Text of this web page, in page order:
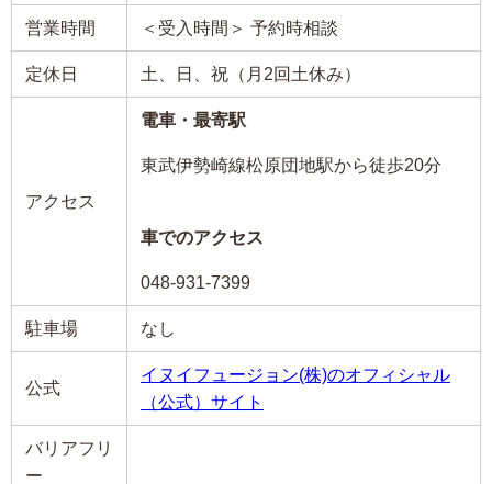
営業時間 ＜受入時間＞ 予約時相談
定休日 土、日、祝（月2回土休み）
アクセス
電車・最寄駅
東武伊勢崎線松原団地駅から徒歩20分
車でのアクセス
048-931-7399
駐車場 なし
公式
イヌイフュージョン(株)のオフィシャル
（公式）サイト
バリアフリ
ー